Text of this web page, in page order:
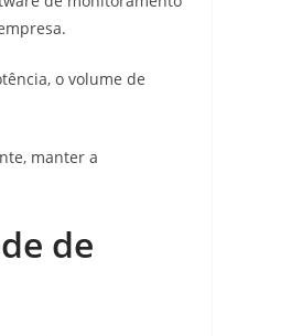
o volume de
manter a
de